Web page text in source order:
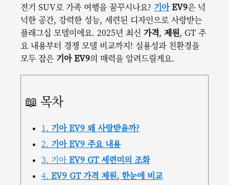
전기 SUV로 가족 여행을 꿈꾸시나요? 기아EV9은 넉
넉한 공간, 강력한 성능, 세련된 디자인으로 사랑받는
플래그십 모델이에요. 2025년 최신 가격, 제원, GT 주
요 내용부터 경쟁 모델 비교까지! 실용성과 친환경을
모두 잡은 기아 EV9의 매력을 알려드릴게요.
📖 목차
1. 기아 EV9 왜 사랑받을까?
2. 기아 EV9 주요 내용
3. 기아EV9 GT 세련미의 조화
4. EV9 GT 가격 제원, 한눈에 비교